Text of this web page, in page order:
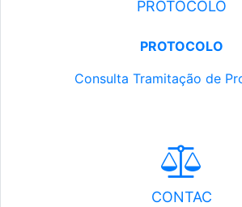
PROTOCOLO
PROTOCOLO
Consulta Tramitação de
CONTAC